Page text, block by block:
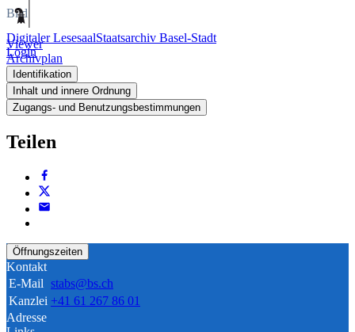
Digitaler LesesaalStaatsarchiv Basel-Stadt
Login
Bild
Viewer
Archivplan
Identifikation
Inhalt und innere Ordnung
Zugangs- und Benutzungsbestimmungen
Teilen
Öffnungszeiten
Kontakt
E-Mail stabs@bs.ch
Kanzlei +41 61 267 86 01
Adresse